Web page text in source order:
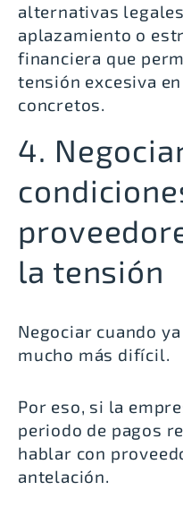
alternativas
aplazamiento o
financiera que
tensión excesiva
concretos.
4.
la tensión
Negociar cuando
mucho más difícil.
Por eso, si la
periodo de pagos
hablar con
antelación.